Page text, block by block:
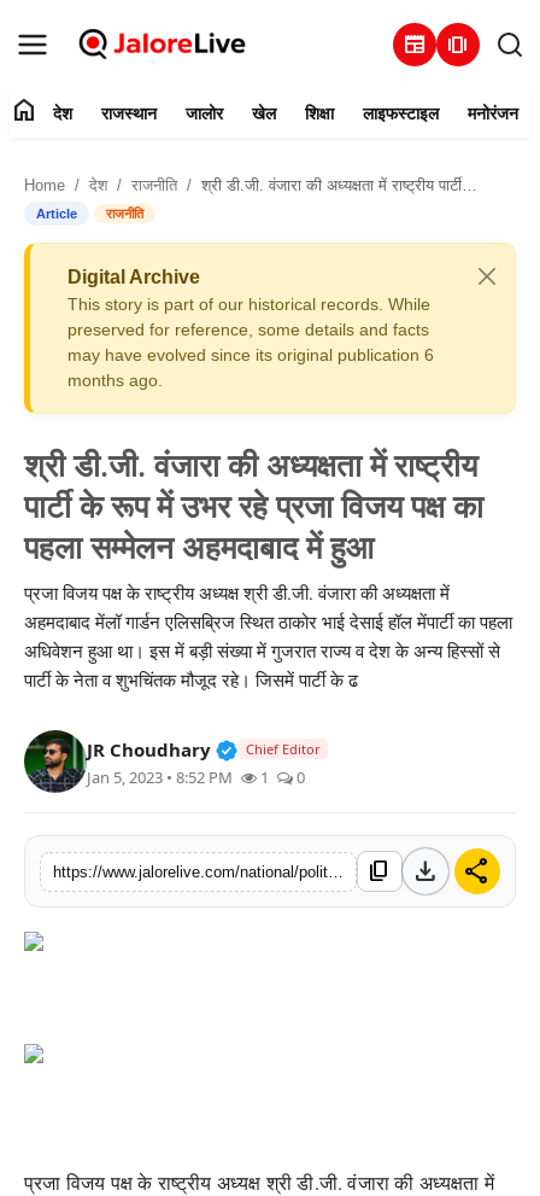
newspaper amp_stories
संपर्क करें
राजस्थान
खेल
शिक्षा
लाइफस्टाइल
मनोरंजन
तकनीक
विशेष
home देश राजस्थान जालोर खेल शिक्षा लाइफस्टाइल मनोरंजन
Home देश राजनीति श्री डी.जी. वंजारा की अध्यक्षता में राष्ट्रीय पार्टी के रूप में उभर रहे प्रजा विजय पक्ष का पहला सम्मेलन अहमदाबाद में हुआ
Article राजनीति
Digital Archive
This story is part of our historical records. While
preserved for reference, some details and facts
may have evolved since its original publication 6
months ago.
श्री डी.जी. वंजारा की अध्यक्षता में राष्ट्रीय
पार्टी के रूप में उभर रहे प्रजा विजय पक्ष का
पहला सम्मेलन अहमदाबाद में हुआ
प्रजा विजय पक्ष के राष्ट्रीय अध्यक्ष श्री डी.जी. वंजारा की अध्यक्षता में
अहमदाबाद मेंलॉ गार्डन एलिसब्रिज स्थित ठाकोर भाई देसाई हॉल मेंपार्टी का पहला
अधिवेशन हुआ था। इस में बड़ी संख्या में गुजरात राज्य व देश के अन्य हिस्सों से
पार्टी के नेता व शुभचिंतक मौजूद रहे। जिसमें पार्टी के ढ
JR Choudhary Verified Public Figure • 30 Mar,
Chief Editor
Jan 5, 2023 • 8:52 PM 1 0
content_copy download share
प्रजा विजय पक्ष के राष्ट्रीय अध्यक्ष श्री डी.जी. वंजारा की अध्यक्षता में